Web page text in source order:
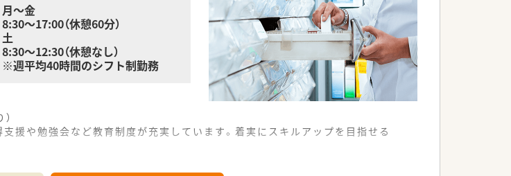
月～金
8:30～17:00（休憩60分）
土
8:30～12:30（休憩なし）
※週平均40時間のシフト制勤務
支援や勉強会など教育制度が充実しています。着実にスキルアップを目指せる